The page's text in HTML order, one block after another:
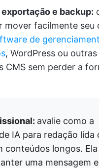
e backup:
mover facilmente seu
de
, WordPress ou outras
CMS sem perder a
avalie como a
IA para redação lida
conteúdos longos. Ela
uma mensagem